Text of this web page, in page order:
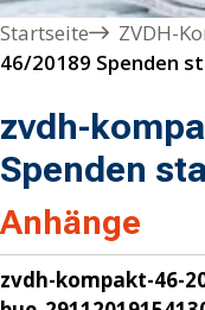
Startseite
ZVDH-
46/20189 Spenden
zvdh-
Spenden
Anhänge
zvdh-kompakt-46-